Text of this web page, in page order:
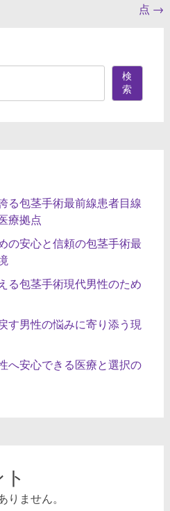
点 →
検
索
る包茎手術最前線患者目線
療拠点
の安心と信頼の包茎手術最
る包茎手術現代男性のため
す男性の悩みに寄り添う現
へ安心できる医療と選択の
りません。